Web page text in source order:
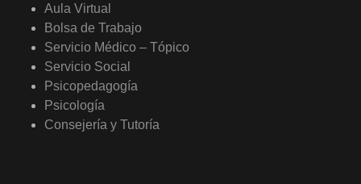
Aula Virtual
Bolsa de Trabajo
Servicio Médico – Tópico
Servicio Social
Psicopedagogía
Psicología
Consejería y Tutoría